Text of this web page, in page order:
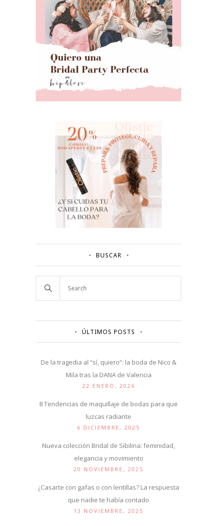
BUSCAR
ÚLTIMOS POSTS
De la tragedia al “sí, quiero”: la boda de Nico &
Mila tras la DANA de Valencia
22 ENERO, 2026
8 Tendencias de maquillaje de bodas para que
luzcas radiante
6 DICIEMBRE, 2025
Nueva colección Bridal de Sibilina: feminidad,
elegancia y movimiento
20 NOVIEMBRE, 2025
¿Casarte con gafas o con lentillas? La respuesta
que nadie te había contado
13 NOVIEMBRE, 2025